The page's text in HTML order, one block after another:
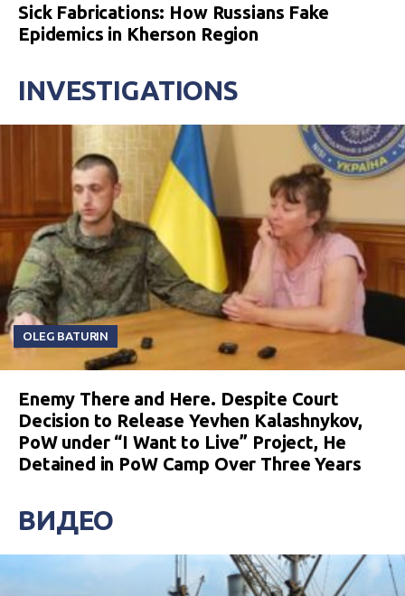
Sick Fabrications: How Russians Fake
Epidemics in Kherson Region
INVESTIGATIONS
OLEG BATURIN
Enemy There and Here. Despite Court
Decision to Release Yevhen Kalashnykov,
PoW under “I Want to Live” Project, He
Detained in PoW Camp Over Three Years
ВИДЕО